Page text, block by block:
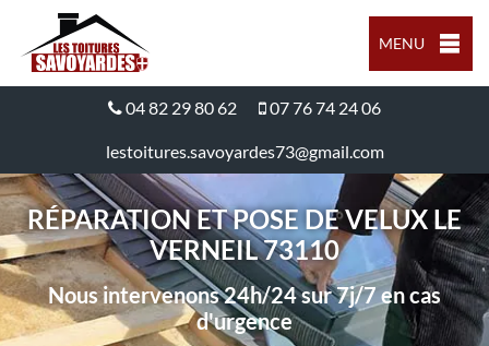
MENU
04 82 29 80 62 07 76 74 24 06
lestoitures.savoyardes73@gmail.com
RÉPARATION ET POSE DE VELUX LE
VERNEIL 73110
Nous intervenons 24h/24 sur 7j/7 en cas
d'urgence